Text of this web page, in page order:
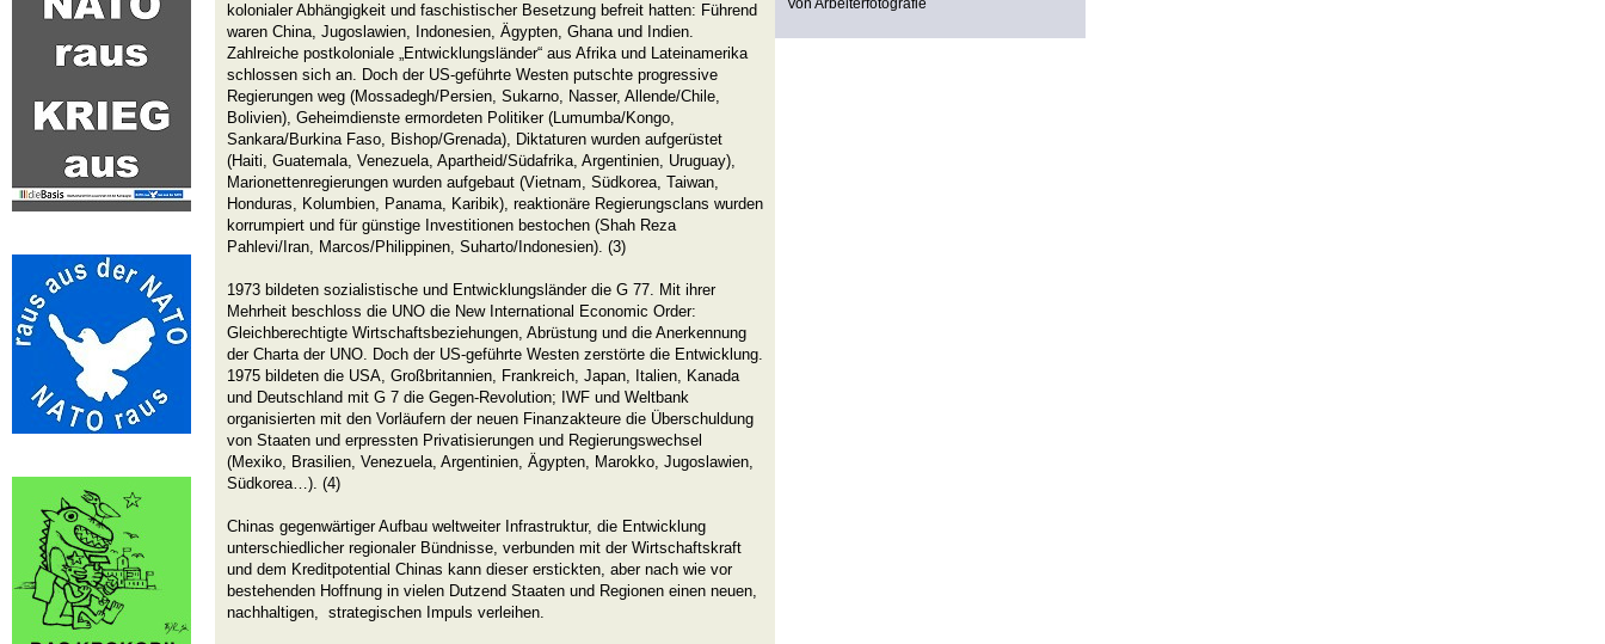
kolonialer Abhängigkeit und faschistischer Besetzung befreit hatten: Führend
waren China, Jugoslawien, Indonesien, Ägypten, Ghana und Indien.
Zahlreiche postkoloniale „Entwicklungsländer“ aus Afrika und Lateinamerika
schlossen sich an. Doch der US-geführte Westen putschte progressive
Regierungen weg (Mossadegh/Persien, Sukarno, Nasser, Allende/Chile,
Bolivien), Geheimdienste ermordeten Politiker (Lumumba/Kongo,
Sankara/Burkina Faso, Bishop/Grenada), Diktaturen wurden aufgerüstet
(Haiti, Guatemala, Venezuela, Apartheid/Südafrika, Argentinien, Uruguay),
Marionettenregierungen wurden aufgebaut (Vietnam, Südkorea, Taiwan,
Honduras, Kolumbien, Panama, Karibik), reaktionäre Regierungsclans wurden
korrumpiert und für günstige Investitionen bestochen (Shah Reza
Pahlevi/Iran, Marcos/Philippinen, Suharto/Indonesien). (3)
1973 bildeten sozialistische und Entwicklungsländer die G 77. Mit ihrer
Mehrheit beschloss die UNO die New International Economic Order:
Gleichberechtigte Wirtschaftsbeziehungen, Abrüstung und die Anerkennung
der Charta der UNO. Doch der US-geführte Westen zerstörte die Entwicklung.
1975 bildeten die USA, Großbritannien, Frankreich, Japan, Italien, Kanada
und Deutschland mit G 7 die Gegen-Revolution; IWF und Weltbank
organisierten mit den Vorläufern der neuen Finanzakteure die Überschuldung
von Staaten und erpressten Privatisierungen und Regierungswechsel
(Mexiko, Brasilien, Venezuela, Argentinien, Ägypten, Marokko, Jugoslawien,
Südkorea…). (4)
Chinas gegenwärtiger Aufbau weltweiter Infrastruktur, die Entwicklung
unterschiedlicher regionaler Bündnisse, verbunden mit der Wirtschaftskraft
und dem Kreditpotential Chinas kann dieser erstickten, aber nach wie vor
bestehenden Hoffnung in vielen Dutzend Staaten und Regionen einen neuen,
nachhaltigen, strategischen Impuls verleihen.
Von Arbeiterfotografie